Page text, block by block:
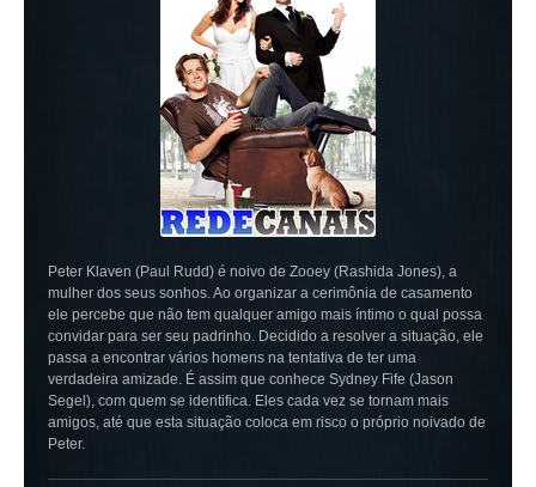
Peter Klaven (Paul Rudd) é noivo de Zooey (Rashida Jones), a
mulher dos seus sonhos. Ao organizar a cerimônia de casamento
ele percebe que não tem qualquer amigo mais íntimo o qual possa
convidar para ser seu padrinho. Decidido a resolver a situação, ele
passa a encontrar vários homens na tentativa de ter uma
verdadeira amizade. É assim que conhece Sydney Fife (Jason
Segel), com quem se identifica. Eles cada vez se tornam mais
amigos, até que esta situação coloca em risco o próprio noivado de
Peter.